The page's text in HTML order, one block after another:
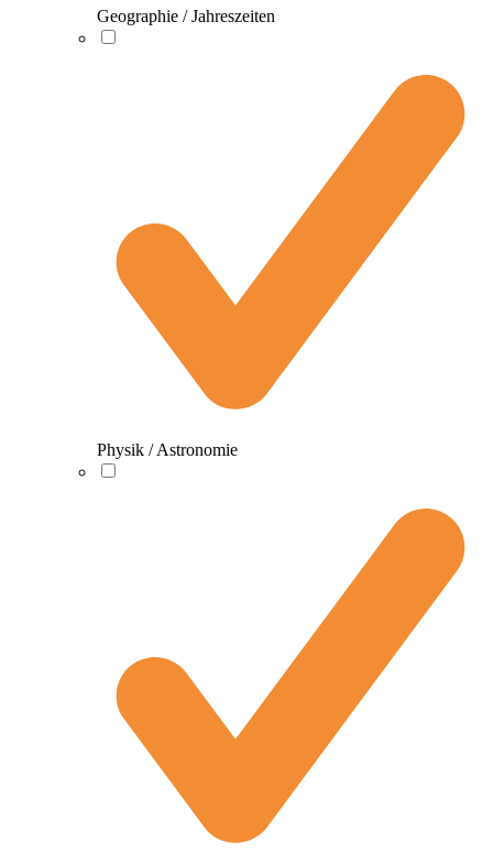
Geographie / Jahreszeiten
Physik / Astronomie